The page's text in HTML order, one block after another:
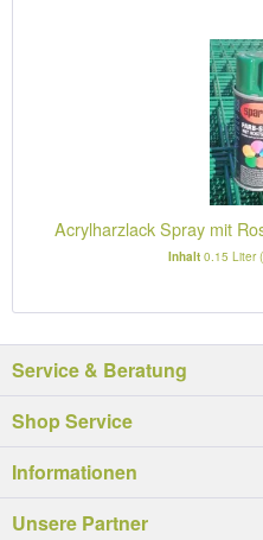
Acrylharzlack Spray mit
Inhalt 0.15 Liter
Service & Beratung
Shop Service
Informationen
Unsere Partner